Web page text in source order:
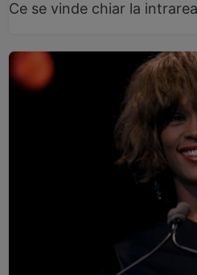
Ce se vinde chiar la